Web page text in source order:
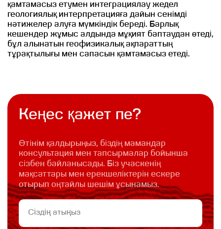
қамтамасыз етумен интеграциялау жедел
геологиялық интерпретацияға дайын сенімді
нәтижелер алуға мүмкіндік береді. Барлық
кешендер жұмыс алдында мұқият баптаудан өтеді,
бұл алынатын геофизикалық ақпараттың
тұрақтылығы мен сапасын қамтамасыз етеді.
Кеңес қажет пе?
Өтінім қалдырыңыз, біздің мамандар
консультация мен тапсырмалар бойынша
сізбен байланысады. Біз учаскенің
мақсаттары мен ерекшеліктерін ескере
отырып оңтайлы шешім ұсынамыз.